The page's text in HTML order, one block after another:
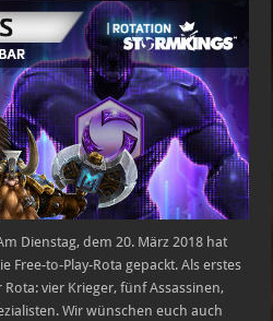
Dienstag, dem 20. März 2018 hat
Free-to-Play-Rota gepackt. Als erstes
vier Krieger, fünf Assassinen,
Wir wünschen euch auch